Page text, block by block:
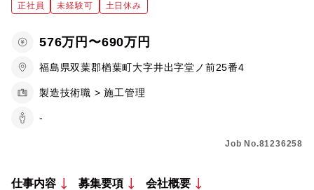
正社員 未経験可 土日休み
576万円〜690万円
福島県双葉郡楢葉町大字井出字堂ノ前25番4
製造技術職 > 施工管理
-
Job No.81236258
仕事内容 募集要項 会社概要